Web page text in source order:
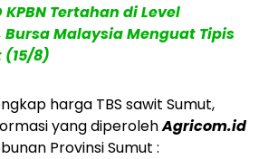
KPBN Tertahan di Level
Bursa Malaysia Menguat Tipis
8)
harga TBS sawit Sumut,
yang diperolehAgricom.id
Provinsi Sumut :